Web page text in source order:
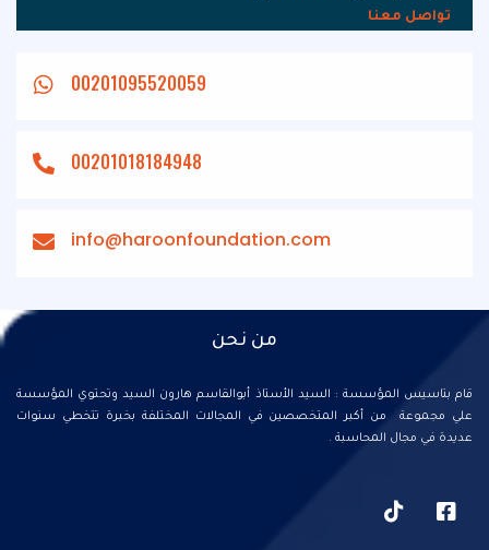
تواصل معنا
00201095520059
00201018184948
info@haroonfoundation.com
من نحن
قام بتاسيس المؤسسة : السيد الأستاذ أبوالقاسم هارون السيد وتحتوي المؤسسة
علي مجموعة من أكبر المتخصصين في المجالات المختلفة بخبرة تتخطي سنوات
عديدة في مجال المحاسبة .